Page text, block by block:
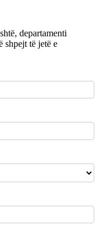
departamenti
shpejt të jetë e